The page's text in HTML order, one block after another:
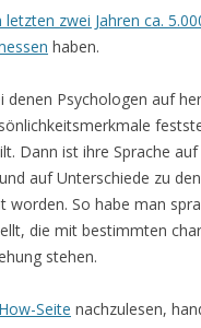
letzten zwei Jahren ca.
haben.
denen Psychologen auf
Dann ist ihre Sprache auf
auf Unterschiede zu
worden. So habe man
die mit bestimmten
stehen.
Seite nachzulesen,